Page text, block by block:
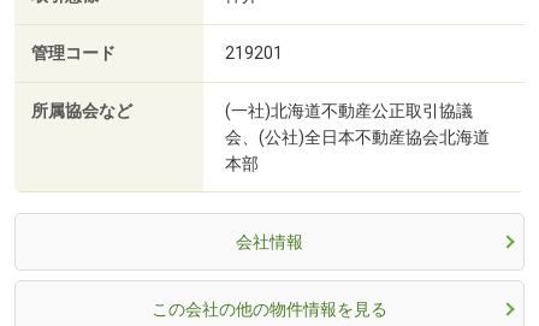
管理コード 219201
所属協会など
(一社)北海道不動産公正取引協議
会、(公社)全日本不動産協会北海道
本部
会社情報
この会社の他の物件情報を見る